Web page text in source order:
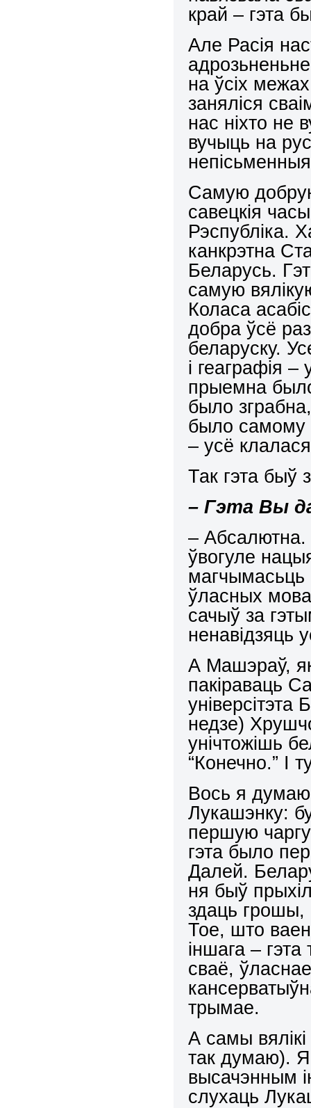
край – гэта
Але Расія
на ўсіх
заняліся
нас ніхто не
вучыць на
Самую
савецкія
Рэспубліка.
канкрэтна
Беларусь.
самую
Коласа
добра ўсё
беларуску.
і геаграфія
прыемна
было
было самому
– усё
Так гэта быў
– Гэта Вы
– Абсалютна.
ўвогуле
магчымасьць
ўласных
сачыў за
ненавідзяць
А Машэраў,
пакіраваць
недзе)
унічтожішь
“Конечно.” І
Вось я
Лукашэнку:
першую
гэта было
Далей.
ня быў
здаць грошы,
Тое, што
іншага –
сваё,
трымае.
А самы
так думаю).
высачэнным
слухаць